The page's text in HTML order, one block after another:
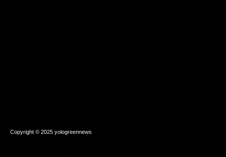
Copyright © 2025 yologreennews